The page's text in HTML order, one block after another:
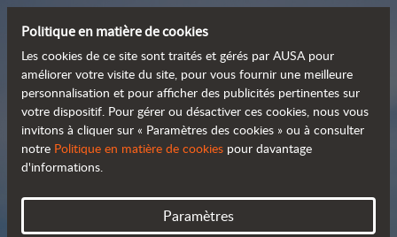
Découvrez notre large
gamme de produits
Catalogue
Politique en matière de cookies
Les cookies de ce site sont traités et gérés par AUSA pour
améliorer votre visite du site, pour vous fournir une meilleure
personnalisation et pour afficher des publicités pertinentes sur
votre dispositif. Pour gérer ou désactiver ces cookies, nous vous
invitons à cliquer sur « Paramètres des cookies » ou à consulter
notre Politique en matière de cookies pour davantage
d'informations.
Paramètres